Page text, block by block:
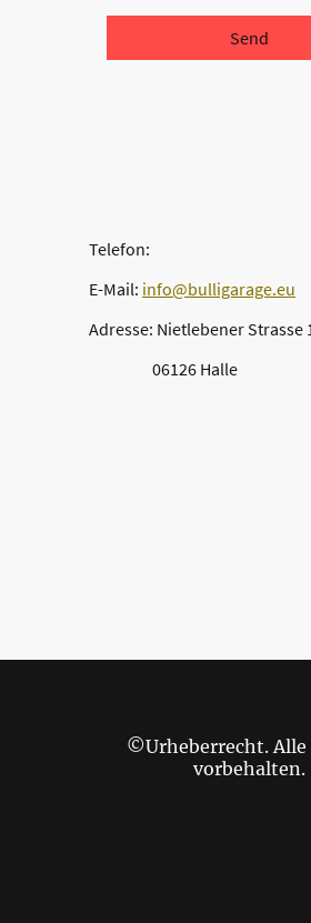
Send
Telefon:
E-Mail: info@bulligarage.eu
Adresse: Nietlebener Strasse
06126 Halle
©Urheberrecht. Alle
vorbehalten.